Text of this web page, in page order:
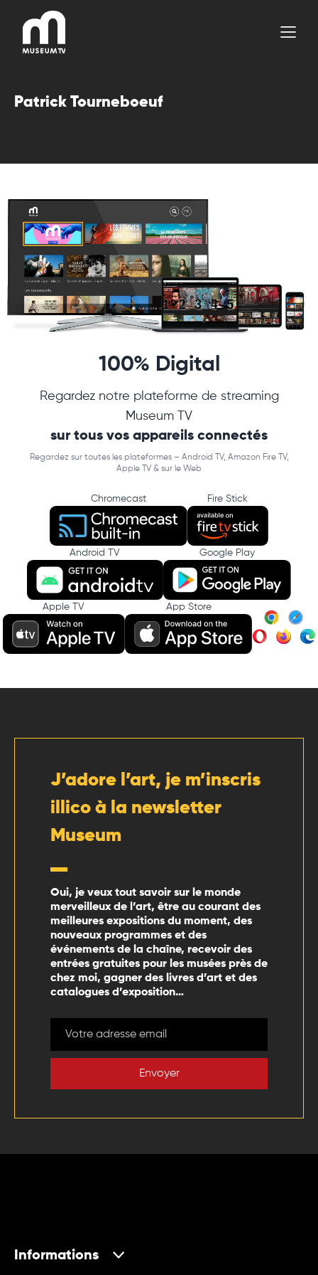
contenu
Patrick Tourneboeuf
100% Digital
Regardez notre plateforme de streaming
Museum TV
sur tous vos appareils connectés
Regardez sur toutes les plateformes – Android TV, Amazon Fire TV,
Apple TV & sur le Web
Chromecast Fire Stick
Android TV Google Play
Apple TV App Store
J’adore l’art, je m’inscris
illico à la newsletter
Museum
Oui, je veux tout savoir sur le monde
merveilleux de l’art, être au courant des
meilleures expositions du moment, des
nouveaux programmes et des
événements de la chaîne, recevoir des
entrées gratuites pour les musées près de
chez moi, gagner des livres d’art et des
catalogues d’exposition…
Envoyer
Informations